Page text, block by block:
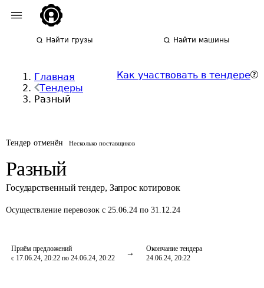
Найти грузы Найти машины
Главная
Тендеры
Разный
Как участвовать в тендере
Тендер отменён Несколько поставщиков
Разный
Государственный тендер, Запрос котировок
Осуществление перевозок с 25.06.24 по 31.12.24
Приём предложений
с 17.06.24, 20:22 по 24.06.24, 20:22
Окончание тендера
24.06.24, 20:22